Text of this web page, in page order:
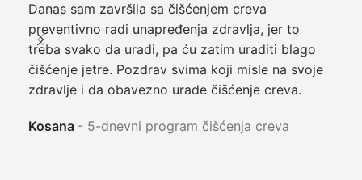
Danas sam završila sa čišćenjem creva
preventivno radi unapređenja zdravlja, jer to
treba svako da uradi, pa ću zatim uraditi blago
čišćenje jetre. Pozdrav svima koji misle na svoje
zdravlje i da obavezno urade čišćenje creva.
Kosana 5-dnevni program čišćenja creva